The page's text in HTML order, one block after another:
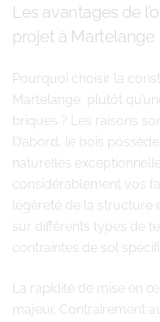
Les avantages de
projet à Martelange
Pourquoi choisir la
Martelange plutôt
briques ? Les raisons
D’abord, le bois
naturelles
considérablement vos
légèreté de la structure
sur différents types de
contraintes de sol
La rapidité de mise en
majeur. Contrairement